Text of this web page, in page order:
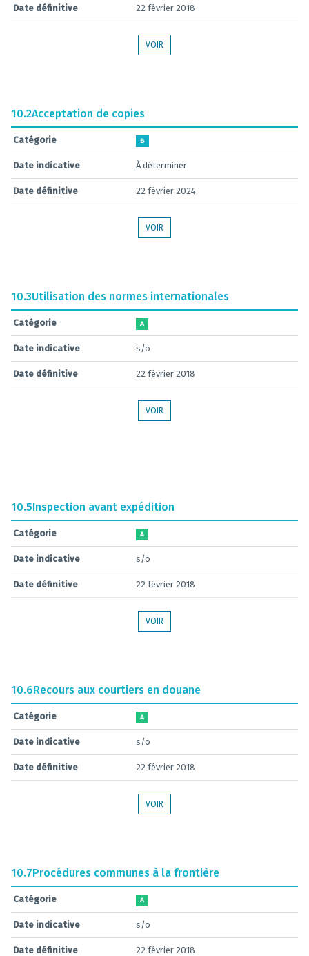
Date définitive 22 février 2018
VOIR
10.2Acceptation de copies
Catégorie B
Date indicative À déterminer
Date définitive 22 février 2024
VOIR
10.3Utilisation des normes internationales
Catégorie A
Date indicative s/o
Date définitive 22 février 2018
VOIR
10.5Inspection avant expédition
Catégorie A
Date indicative s/o
Date définitive 22 février 2018
VOIR
10.6Recours aux courtiers en douane
Catégorie A
Date indicative s/o
Date définitive 22 février 2018
VOIR
10.7Procédures communes à la frontière
Catégorie A
Date indicative s/o
Date définitive 22 février 2018